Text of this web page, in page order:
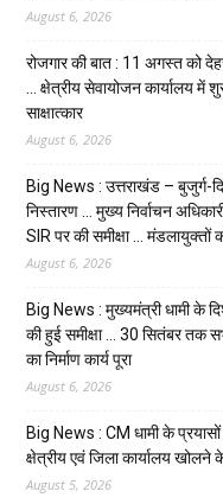
August 6, 2026
रोजगार की बात : 11 अगस्त को
… क्षेत्रीय सेवायोजन कार्यालय में
साक्षात्कार
August 6, 2026
Big News : उत्तराखंड – बुजुर्ग-
निस्तारण … मुख्य निर्वाचन
SIR पर की समीक्षा … मंडलायुक्तों
August 6, 2026
Big News : मुख्यमंत्री धामी के
की हुई समीक्षा … 30 सितंबर तक
का निर्माण कार्य पूरा
August 6, 2026
Big News : CM धामी के
क्षेत्रीय एवं जिला कार्यालय
August 5, 2026